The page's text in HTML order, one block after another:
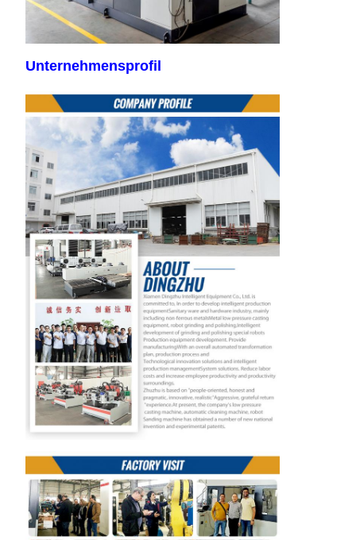
Unternehmensprofil